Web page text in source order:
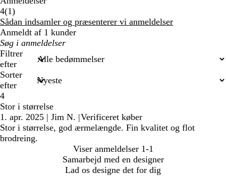
4(11
anmeldelser
)
Sådan indsamler og præsenterer vi anmeldelser
Anmeldt af 1 kunder
Min
søgetekst
Filtrer
efter
Sorter
efter
4
Stor i størrelse
1. apr. 2025 | Jim N. |Verificeret køber
Stor i størrelse, god ærmelængde. Fin kvalitet og flot
brodreing.
Viser anmeldelser 1-1
Samarbejd med en designer
Lad os designe det for dig